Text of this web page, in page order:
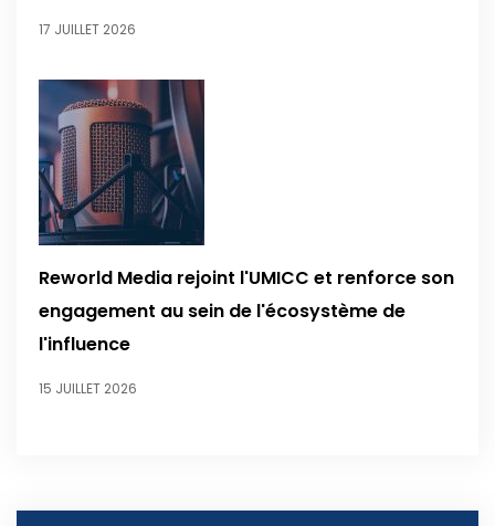
17 JUILLET 2026
Reworld Media rejoint l'UMICC et renforce son
engagement au sein de l'écosystème de
l'influence
15 JUILLET 2026